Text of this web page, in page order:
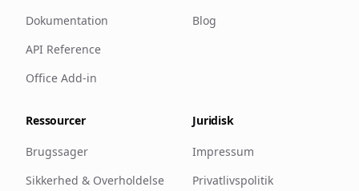
Dokumentation
API Reference
Office Add-in
Blog
Ressourcer
Brugssager
Sikkerhed & Overholdelse
Juridisk
Impressum
Privatlivspolitik